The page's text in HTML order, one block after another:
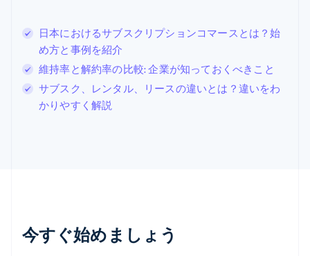
日本におけるサブスクリプションコマースとは？始
め方と事例を紹介
維持率と解約率の比較: 企業が知っておくべきこと
サブスク、レンタル、リースの違いとは？違いをわ
かりやすく解説
今すぐ始めましょう
スウェーデン
SvenskaEnglish
スペイン
Español English
スロバキア
English
ドイツ